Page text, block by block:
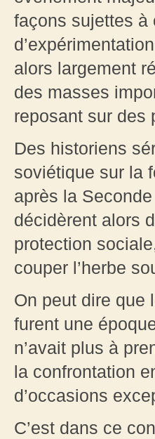
façons sujettes à
alors largement
des masses
reposant sur des
Des historiens
soviétique sur la
après la
décidèrent alors
protection
couper l’herbe
On peut dire que
furent une
n’avait plus à
la confrontation
d’occasions
C’est dans ce